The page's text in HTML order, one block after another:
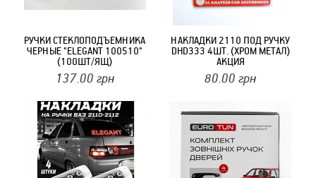
РУЧКИ СТЕКЛОПОДЪЕМНИКА
ЧЕРНЫЕ "ELEGANT 100510"
(100ШТ/ЯЩ)
137.00 грн
НАКЛАДКИ 2110 ПОД РУЧКУ
DHD333 4ШТ. (ХРОМ МЕТАЛ)
АКЦИЯ
80.00 грн